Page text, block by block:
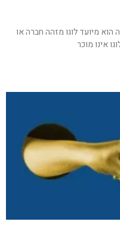
הוא מיועד לוגו מזהה חברה או
אינו מוכר